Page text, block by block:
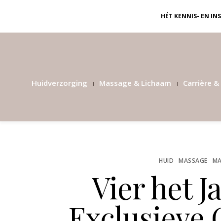
HÉT KENNIS- EN
Huidverzorging Massage & Lichaam Carrière
HUID MASSAGE
Vier het